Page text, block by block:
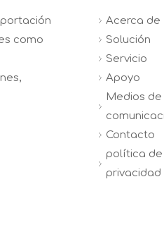
como
Acerca de
Solución
Servicio
Apoyo
Medios de
Contacto
política de
privacidad